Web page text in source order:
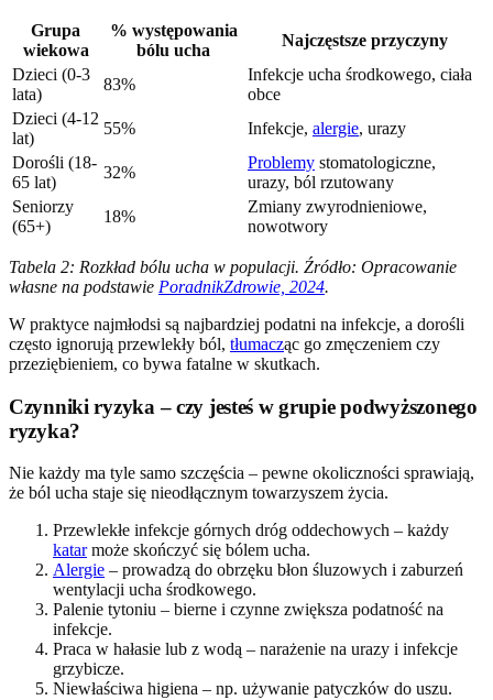
Grupa
wiekowa
% występowania
bólu ucha
Najczęstsze przyczyny
Dzieci (0-3
lata)
83%
Infekcje ucha środkowego, ciała
obce
Dzieci (4-12
lat)
55% Infekcje, alergie, urazy
Dorośli (18-
65 lat)
32%
Problemy stomatologiczne,
urazy, ból rzutowany
Seniorzy
(65+)
18%
Zmiany zwyrodnieniowe,
nowotwory
Tabela 2: Rozkład bólu ucha w populacji. Źródło: Opracowanie
własne na podstawie PoradnikZdrowie, 2024.
W praktyce najmłodsi są najbardziej podatni na infekcje, a dorośli
często ignorują przewlekły ból, tłumacząc go zmęczeniem czy
przeziębieniem, co bywa fatalne w skutkach.
Czynniki ryzyka – czy jesteś w grupie podwyższonego
ryzyka?
Nie każdy ma tyle samo szczęścia – pewne okoliczności sprawiają,
że ból ucha staje się nieodłącznym towarzyszem życia.
Przewlekłe infekcje górnych dróg oddechowych – każdy
katarmoże skończyć się bólem ucha.
Alergie – prowadzą do obrzęku błon śluzowych i zaburzeń
wentylacji ucha środkowego.
Palenie tytoniu – bierne i czynne zwiększa podatność na
infekcje.
Praca w hałasie lub z wodą – narażenie na urazy i infekcje
grzybicze.
Niewłaściwa higiena – np. używanie patyczków do uszu.